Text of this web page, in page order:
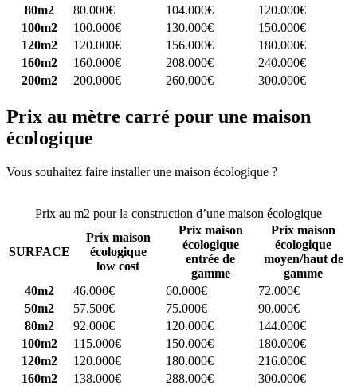
80m2
80.000€ 104.000€
120.000€
100m2
100.000€ 130.000€
150.000€
120m2
120.000€ 156.000€
180.000€
160m2
160.000€ 208.000€
240.000€
200m2
200.000€ 260.000€ 300.000€
Prix au mètre carré pour une maison
écologique
Vous souhaitez faire installer une maison écologique ?
Prix au m2 pour la construction d’une maison écologique
SURFACE
Prix maison
écologique
low cost
Prix maison
écologique
entrée de
gamme
Prix maison
écologique
moyen/haut de
gamme
40m2
46.000€ 60.000€
72.000€
50m2
57.500€ 75.000€
90.000€
80m2
92.000€ 120.000€
144.000€
100m2
115.000€ 150.000€
180.000€
120m2
120.000€ 180.000€
216.000€
160m2
138.000€ 288.000€
300.000€